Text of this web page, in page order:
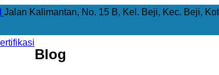
Jalan Kalimantan, No. 15 B, Kel. Beji, Kec. Beji,
Blog